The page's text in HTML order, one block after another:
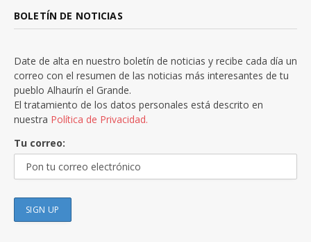
BOLETÍN DE NOTICIAS
Date de alta en nuestro boletín de noticias y recibe cada día un
correo con el resumen de las noticias más interesantes de tu
pueblo Alhaurín el Grande.
El tratamiento de los datos personales está descrito en
nuestra Política de Privacidad.
Tu correo: